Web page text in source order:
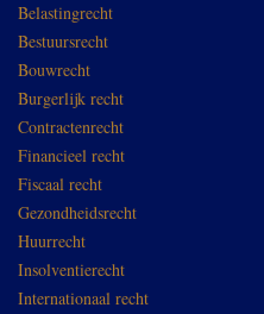
Belastingrecht
Bestuursrecht
Bouwrecht
Burgerlijk recht
Contractenrecht
Financieel recht
Fiscaal recht
Gezondheidsrecht
Huurrecht
Insolventierecht
Internationaal recht